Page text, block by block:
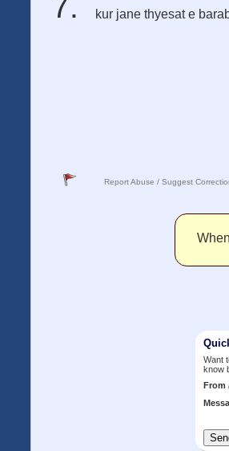
kur jane thyesat e
Report Abuse / Suggest
Want
know
From